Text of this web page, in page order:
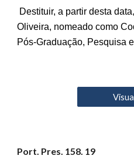
Destituir, a partir desta
Oliveira, nomeado como
Pós-Graduação, Pesquisa
Port. Pres. 158. 19